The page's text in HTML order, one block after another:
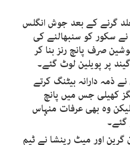
گرنے کے بعد جوش انگلس
نے سکور کو سنبھالنے کی
صرف پانچ رنز بنا کر
پر پویلین لوٹ گئے۔
ذمہ دارانہ بیٹنگ کرتے
اننگز کھیلی جس میں پانچ
وہ بھی عرفات منہاس
گئے۔
اور میٹ رینشا نے ٹیم